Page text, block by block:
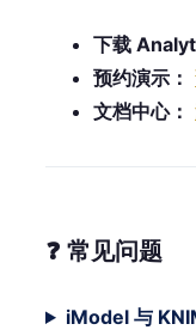
下载
预约演示：
文档中心：
❓ 常见问题
iModel 与